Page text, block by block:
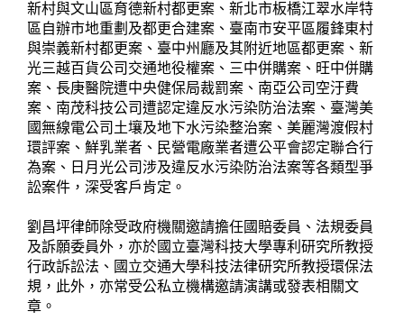
新村與文山區育德新村都更案、新北市板橋江翠水岸特
區自辦市地重劃及都更合建案、臺南市安平區履鋒東村
與崇義新村都更案、臺中州廳及其附近地區都更案、新
光三越百貨公司交通地役權案、三中併購案、旺中併購
案、長庚醫院遭中央健保局裁罰案、南亞公司空汙費
案、南茂科技公司遭認定違反水污染防治法案、臺灣美
國無線電公司土壤及地下水污染整治案、美麗灣渡假村
環評案、鮮乳業者、民營電廠業者遭公平會認定聯合行
為案、日月光公司涉及違反水污染防治法案等各類型爭
訟案件，深受客戶肯定。
劉昌坪律師除受政府機關邀請擔任國賠委員、法規委員
及訴願委員外，亦於國立臺灣科技大學專利研究所教授
行政訴訟法、國立交通大學科技法律研究所教授環保法
規，此外，亦常受公私立機構邀請演講或發表相關文
章。